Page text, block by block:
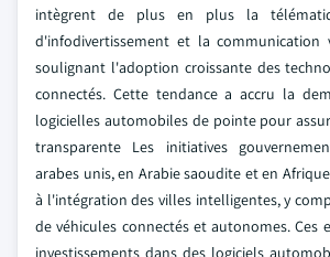
intègrent de plus en plus la
d'infodivertissement et la communication
soulignant l'adoption croissante des
connectés. Cette tendance a accru la
logicielles automobiles de pointe pour
transparente Les initiatives
arabes unis, en Arabie saoudite et en
à l'intégration des villes intelligentes, y
de véhicules connectés et autonomes. Ces
investissements dans des logiciels